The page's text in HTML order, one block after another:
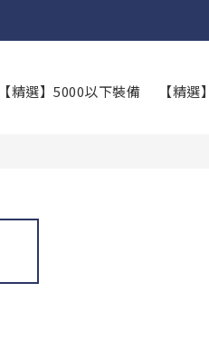
【精選】5000以下裝備 【精選